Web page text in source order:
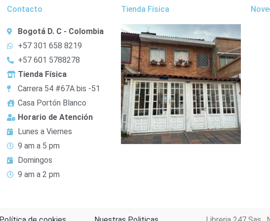
Contacto
Bogotá D. C - Colombia
+57 301 658 8219
+57 601 5788278
Tienda Física
Carrera 54 #67A bis -51
Casa Portón Blanco
Horario de Atención
Lunes a Viernes
9 am a 5 pm
Domingos
9 am a 2 pm
Tienda Física